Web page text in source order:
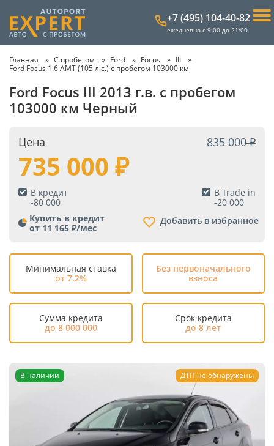
+7 (495) 104-40-82
ежедневно с 9:00 до 21:00
Главная С пробегом Ford Focus
III
Ford Focus 1.6 AMT (105 л.с.) с пробегом 103000 км
Ford Focus III 2013 г.в. с пробегом
103000 км Черный
Цена 835 000
735 000
В кредит
-80 000
В Trade in
-20 000
Купить в кредит
от 11 165 ₽/мес
Добавить в избранное
Минимальная ставка
от 7.2%
Без первоначального
взноса
Сумма кредита
до 8 000 000
Срок кредита
до 8 лет
В наличии ДТП не обнаружены